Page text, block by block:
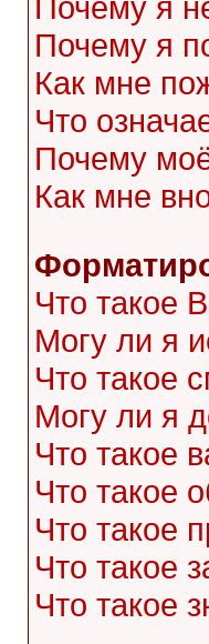
Почему я
Как мне
Что
Почему
Как мне
Что такое
Могу ли я
Что такое
Могу ли я
Что такое
Что такое
Что такое
Что такое
Что такое